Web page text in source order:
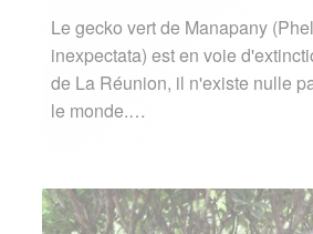
Le gecko vert de Manapany
inexpectata) est en voie
de La Réunion, il n'existe nulle
le monde.…